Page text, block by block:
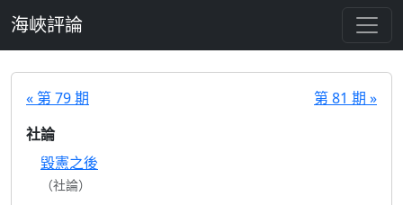
海峽評論
« 第 79 期
第 81 期 »
社論
毀憲之後
（社論）